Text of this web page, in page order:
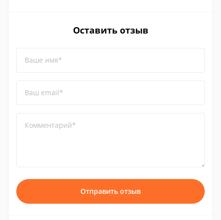
Оставить отзыв
Ваше имя*
Ваш email*
Комментарий*
Отправить отзыв